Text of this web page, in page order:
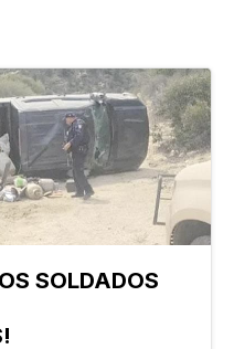
SOLDADOS